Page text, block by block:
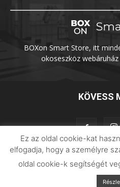
BOXon Smart Store, itt
okoseszköz webáruház
KÖVESS
Adatvédelem
© 2026 Xiaomilife |
Ez az oldal cookie-kat
elfogadja, hogy a személyre
oldal cookie-k segítségét